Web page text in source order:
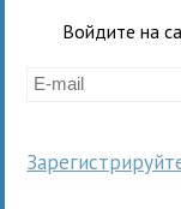
Войдите на